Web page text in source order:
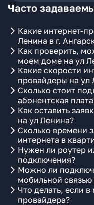
Часто
Какие интернет-
Ленина в г.
Как проверить,
моем доме на ул
Какие скорости
провайдеры на ул
Сколько стоит
абонентская
Как оставить
на ул Ленина?
Сколько времени
интернета в
Нужен ли роутер
подключения?
Можно ли
мобильной связью
Что делать, если
провайдера?